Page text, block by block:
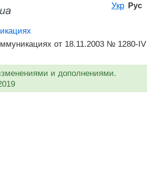
Укр Рус
от 18.11.2003 № 1280-IV
и дополнениями.